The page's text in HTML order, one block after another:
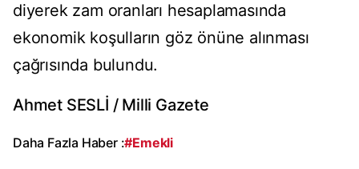
diyerek zam oranları hesaplamasında
ekonomik koşulların göz önüne alınması
çağrısında bulundu.
Ahmet SESLİ / Milli Gazete
Daha Fazla Haber :#Emekli